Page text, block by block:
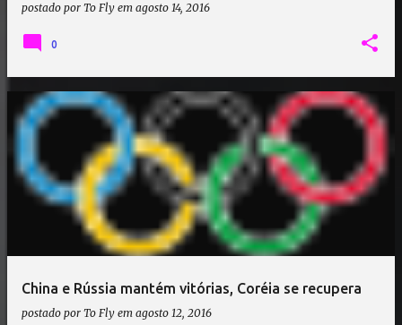
postado por To Fly em agosto 14, 2016
0
China e Rússia mantém vitórias, Coréia se recupera
postado por To Fly em agosto 12, 2016